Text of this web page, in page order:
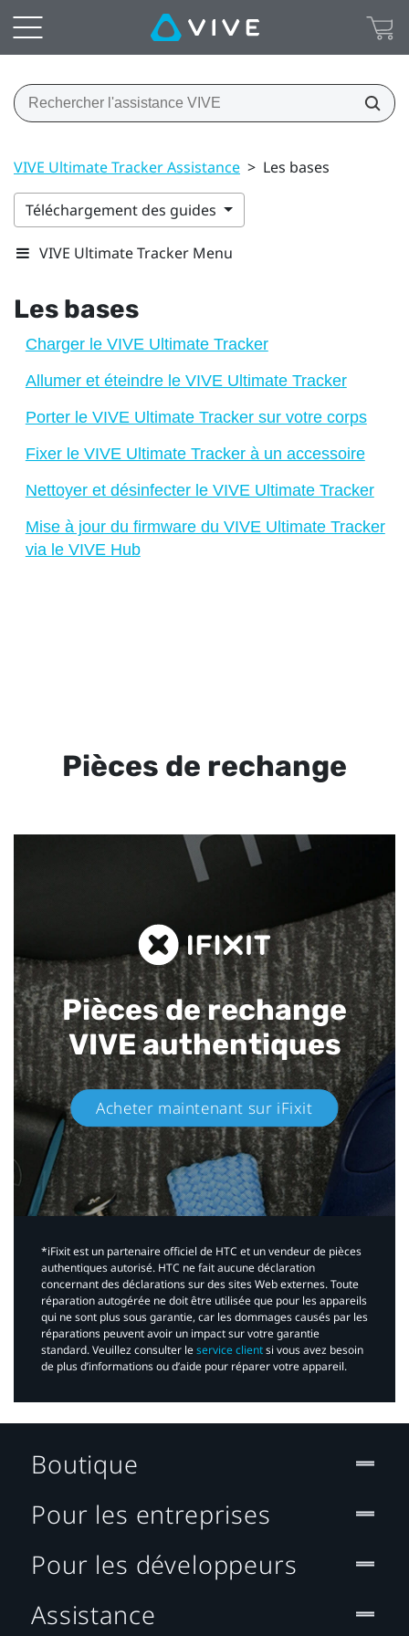
VIVE Ultimate Tracker Assistance > Les bases
Téléchargement des guides
VIVE Ultimate Tracker Menu
Les bases
Charger le VIVE Ultimate Tracker
Allumer et éteindre le VIVE Ultimate Tracker
Porter le VIVE Ultimate Tracker sur votre corps
Fixer le VIVE Ultimate Tracker à un accessoire
Nettoyer et désinfecter le VIVE Ultimate Tracker
Mise à jour du firmware du VIVE Ultimate Tracker
via le VIVE Hub
Pièces de rechange
Pièces de rechange
VIVE authentiques​
Acheter maintenant sur iFixit​
*iFixit est un partenaire officiel de HTC et un vendeur de pièces
authentiques autorisé. HTC ne fait aucune déclaration
concernant des déclarations sur des sites Web externes. Toute
réparation autogérée ne doit être utilisée que pour les appareils
qui ne sont plus sous garantie, car les dommages causés par les
réparations peuvent avoir un impact sur votre garantie
standard. Veuillez consulter leservice clientsi vous avez besoin
de plus d’informations ou d’aide pour réparer votre appareil.​
Boutique
Pour les entreprises
Pour les développeurs
Assistance